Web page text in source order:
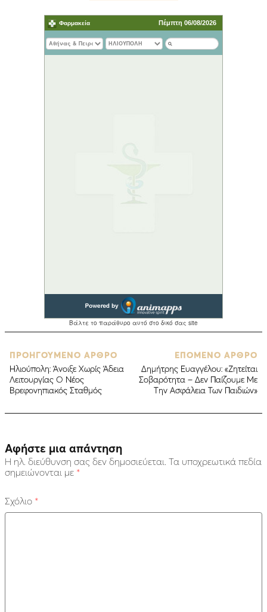
ΠΡΟΗΓΟΥΜΕΝΟ ΑΡΘΡΟ
Ηλιούπολη: Άνοιξε Χωρίς Άδεια
Λειτουργίας Ο Νέος
Βρεφονηπιακός Σταθμός
ΕΠΟΜΕΝΟ ΑΡΘΡΟ
Δημήτρης Ευαγγέλου: «Ζητείται
Σοβαρότητα – Δεν Παίζουμε Με
Την Ασφάλεια Των Παιδιών»
Αφήστε μια απάντηση
Η ηλ. διεύθυνση σας δεν δημοσιεύεται. Τα υποχρεωτικά πεδία
σημειώνονται με *
Σχόλιο *